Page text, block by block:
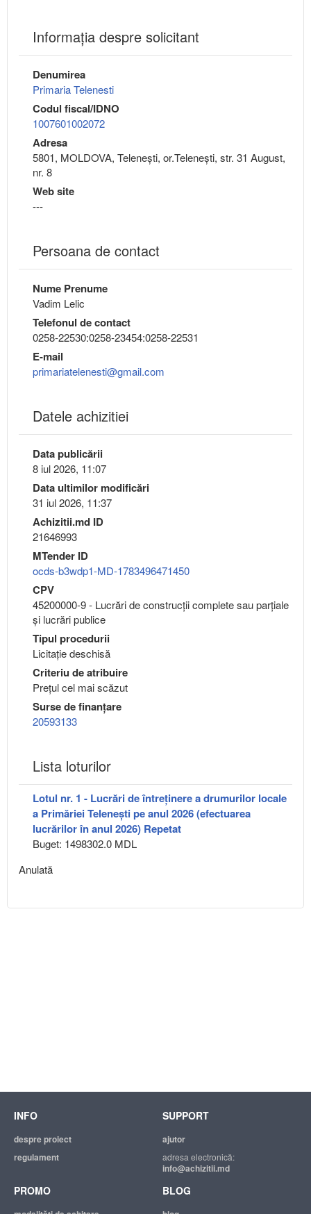
Informaţia despre solicitant
Denumirea
Primaria Telenesti
Codul fiscal/IDNO
1007601002072
Adresa
5801, MOLDOVA, Teleneşti, or.Teleneşti, str. 31 August,
nr. 8
Web site
---
Persoana de contact
Nume Prenume
Vadim Lelic
Telefonul de contact
0258-22530:0258-23454:0258-22531
E-mail
primariatelenesti@gmail.com
Datele achizitiei
Data publicării
8 iul 2026, 11:07
Data ultimilor modificări
31 iul 2026, 11:37
Achizitii.md ID
21646993
MTender ID
ocds-b3wdp1-MD-1783496471450
CPV
45200000-9 - Lucrări de construcţii complete sau parţiale
şi lucrări publice
Tipul procedurii
Licitație deschisă
Criteriu de atribuire
Preţul cel mai scăzut
Surse de finanțare
20593133
Lista loturilor
Lotul nr. 1 - Lucrări de întreținere a drumurilor locale
a Primăriei Telenești pe anul 2026 (efectuarea
lucrărilor în anul 2026) Repetat
Buget: 1498302.0 MDL
Anulată
INFO
despre proiect
regulament
SUPPORT
ajutor
adresa electronică:
info@achizitii.md
PROMO BLOG